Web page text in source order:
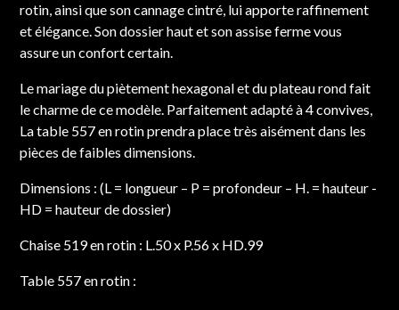
rotin, ainsi que son cannage cintré, lui apporte raffinement
et élégance. Son dossier haut et son assise ferme vous
assure un confort certain.
Le mariage du piètement hexagonal et du plateau rond fait
le charme de ce modèle. Parfaitement adapté à 4 convives,
La table 557 en rotin prendra place très aisément dans les
pièces de faibles dimensions.
Dimensions : (L = longueur – P = profondeur – H. = hauteur -
HD = hauteur de dossier)
Chaise 519 en rotin : L.50 x P.56 x HD.99
Table 557 en rotin :